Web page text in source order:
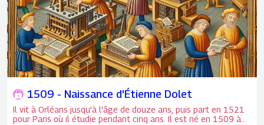
1509 - Naissance d'Étienne Dolet
Il vit à Orléans jusqu'à l'âge de douze ans, puis part en 1521
pour Paris où il étudie pendant cinq ans. Il est né en 1509 à